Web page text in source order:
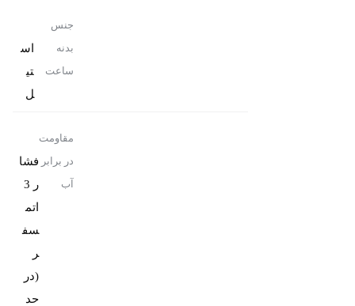
جنس
بدنه
ساعت
اس
تی
ل
مقاومت
در برابر
آب
فشا
ر 3
اتم
سف
ر
(در
حد